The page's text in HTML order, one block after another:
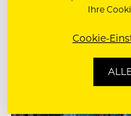
allerdings noch auf
Ihre
Cookie-